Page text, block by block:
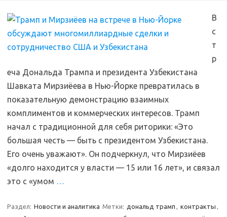
В
с
т
р
еча Дональда Трампа и президента Узбекистана
Шавката Мирзиёева в Нью-Йорке превратилась в
показательную демонстрацию взаимных
комплиментов и коммерческих интересов. Трамп
начал с традиционной для себя риторики: «Это
большая честь — быть с президентом Узбекистана.
Его очень уважают». Он подчеркнул, что Мирзиёев
«долго находится у власти — 15 или 16 лет», и связал
это с «умом …
Раздел: Новости и аналитика Метки: дональд трамп , контракты ,